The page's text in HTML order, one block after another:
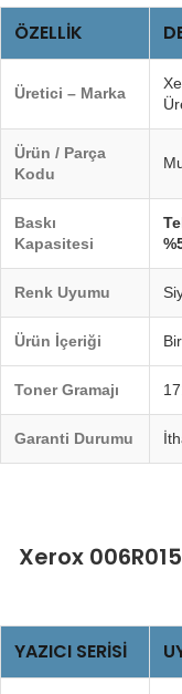
ÖZELLIK
Üretici – Marka
Ürün / Parça
Kodu
Baskı
Kapasitesi
Renk Uyumu
Ürün İçeriği
Toner Gramajı
Garanti Durumu
Xerox
YAZICI SERISI